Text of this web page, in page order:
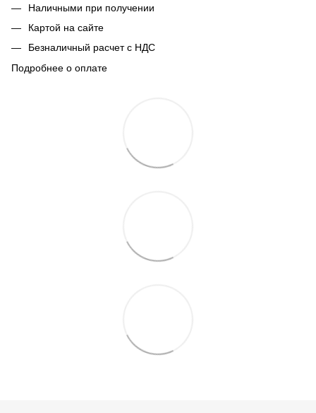
Наличными при получении
Картой на сайте
Безналичный расчет с НДС
Подробнее о оплате